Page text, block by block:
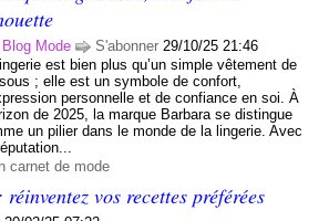
Blog Mode S'abonner 29/10/25 21:46
est bien plus qu’un simple vêtement de
; elle est un symbole de confort,
personnelle et de confiance en soi. À
de 2025, la marque Barbara se distingue
un pilier dans le monde de la lingerie. Avec
carnet de mode
vos recettes préférées